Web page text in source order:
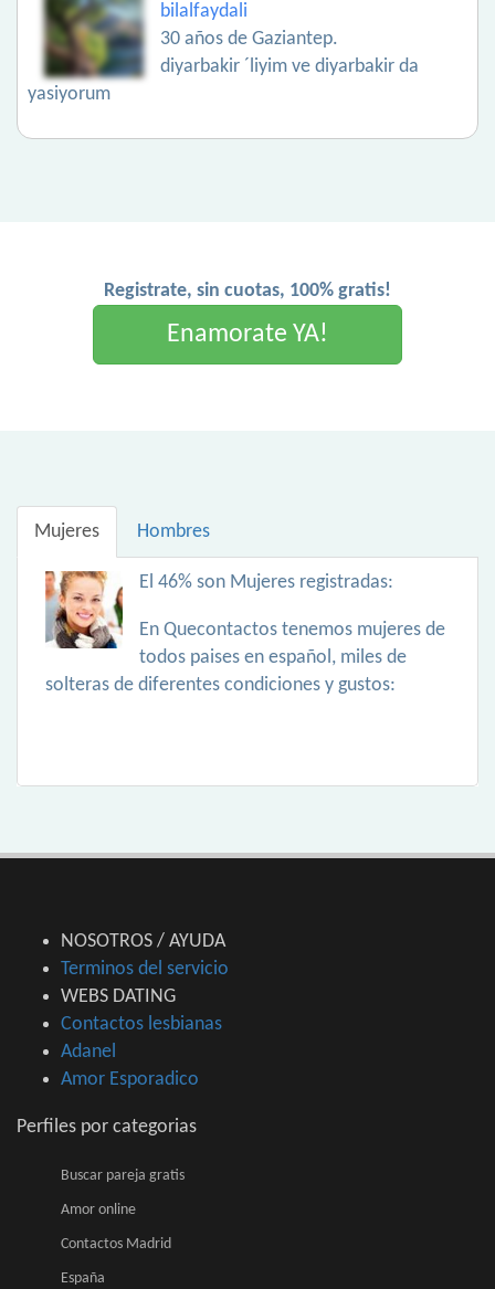
bilalfaydali
30 años de Gaziantep.
diyarbakir ´liyim ve diyarbakir da
yasiyorum
Registrate, sin cuotas, 100% gratis!
Enamorate YA!
Mujeres Hombres
El 46% son Mujeres registradas:
En Quecontactos tenemos mujeres de
todos paises en español, miles de
solteras de diferentes condiciones y gustos:
NOSOTROS / AYUDA
Terminos del servicio
WEBS DATING
Contactos lesbianas
Adanel
Amor Esporadico
Perfiles por categorias
Buscar pareja gratis
Amor online
Contactos Madrid
España